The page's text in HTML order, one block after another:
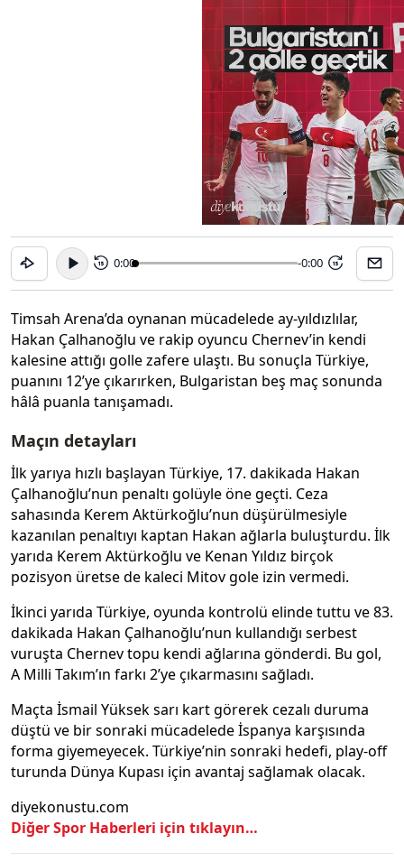
15 0:00 -0:00 15
Timsah Arena’da oynanan mücadelede ay-yıldızlılar,
Hakan Çalhanoğlu ve rakip oyuncu Chernev’in kendi
kalesine attığı golle zafere ulaştı. Bu sonuçla Türkiye,
puanını 12’ye çıkarırken, Bulgaristan beş maç sonunda
hâlâ puanla tanışamadı.
Maçın detayları
İlk yarıya hızlı başlayan Türkiye, 17. dakikada Hakan
Çalhanoğlu’nun penaltı golüyle öne geçti. Ceza
sahasında Kerem Aktürkoğlu’nun düşürülmesiyle
kazanılan penaltıyı kaptan Hakan ağlarla buluşturdu. İlk
yarıda Kerem Aktürkoğlu ve Kenan Yıldız birçok
pozisyon üretse de kaleci Mitov gole izin vermedi.
İkinci yarıda Türkiye, oyunda kontrolü elinde tuttu ve 83.
dakikada Hakan Çalhanoğlu’nun kullandığı serbest
vuruşta Chernev topu kendi ağlarına gönderdi. Bu gol,
A Milli Takım’ın farkı 2’ye çıkarmasını sağladı.
Maçta İsmail Yüksek sarı kart görerek cezalı duruma
düştü ve bir sonraki mücadelede İspanya karşısında
forma giyemeyecek. Türkiye’nin sonraki hedefi, play-off
turunda Dünya Kupası için avantaj sağlamak olacak.
diyekonustu.com
Diğer Spor Haberleri için tıklayın…